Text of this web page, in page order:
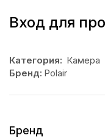
Вход для
Категория: Камера
Бренд: Polair
Бренд